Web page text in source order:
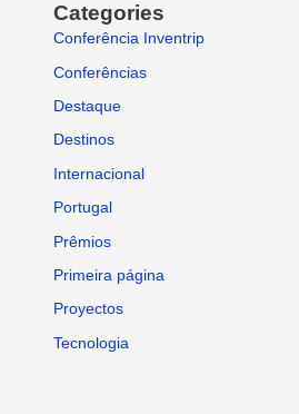
Categories
Conferência Inventrip
Conferências
Destaque
Destinos
Internacional
Portugal
Prêmios
Primeira página
Proyectos
Tecnologia